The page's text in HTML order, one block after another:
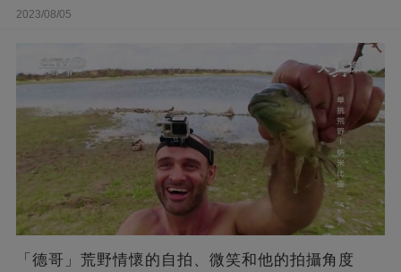
2023/08/05
「德哥」荒野情懷的自拍、微笑和他的拍攝角度